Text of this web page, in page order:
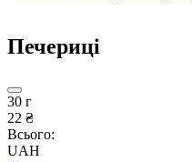
Печериці
30 г
22 ₴
Всього:
UAH